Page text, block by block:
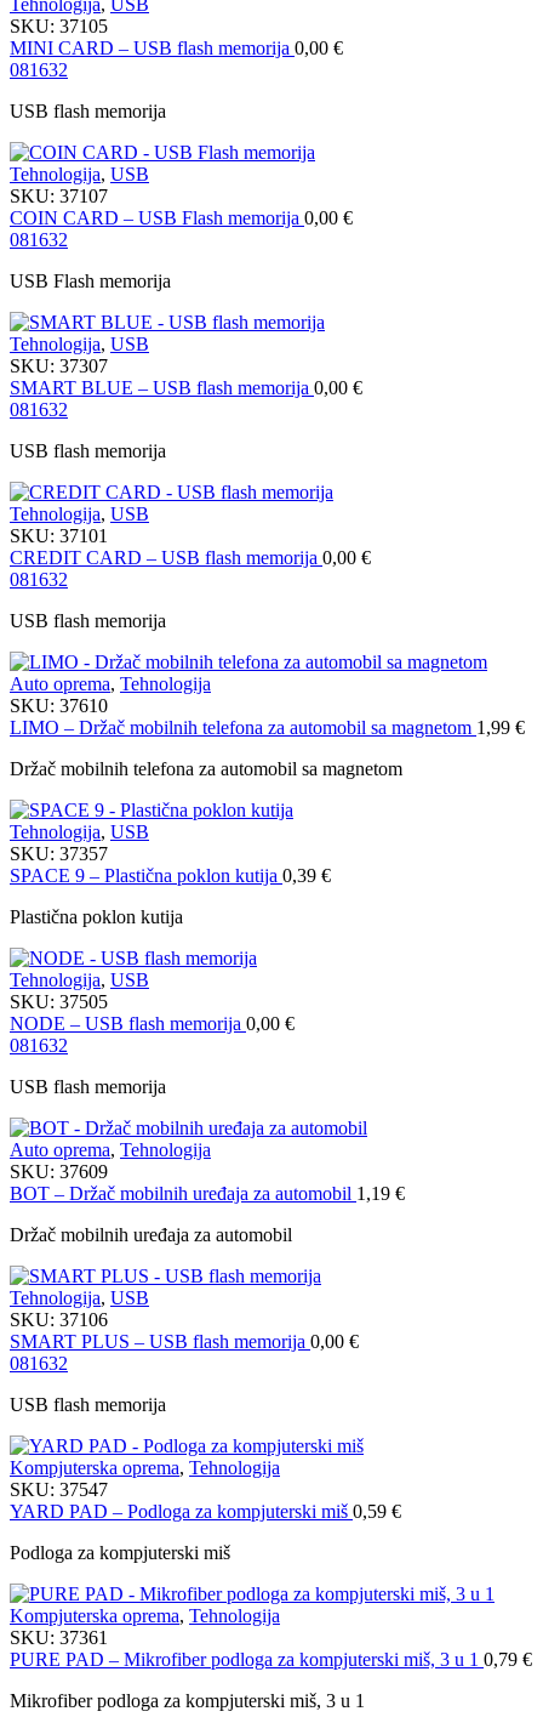
Tehnologija, USB
SKU: 37105
MINI CARD – USB flash memorija 0,00 €
081632
USB flash memorija
Tehnologija, USB
SKU: 37107
COIN CARD – USB Flash memorija 0,00 €
081632
USB Flash memorija
Tehnologija, USB
SKU: 37307
SMART BLUE – USB flash memorija 0,00 €
081632
USB flash memorija
Tehnologija, USB
SKU: 37101
CREDIT CARD – USB flash memorija 0,00 €
081632
USB flash memorija
Auto oprema, Tehnologija
SKU: 37610
LIMO – Držač mobilnih telefona za automobil sa magnetom 1,99 €
Držač mobilnih telefona za automobil sa magnetom
Tehnologija, USB
SKU: 37357
SPACE 9 – Plastična poklon kutija 0,39 €
Plastična poklon kutija
Tehnologija, USB
SKU: 37505
NODE – USB flash memorija 0,00 €
081632
USB flash memorija
Auto oprema, Tehnologija
SKU: 37609
BOT – Držač mobilnih uređaja za automobil 1,19 €
Držač mobilnih uređaja za automobil
Tehnologija, USB
SKU: 37106
SMART PLUS – USB flash memorija 0,00 €
081632
USB flash memorija
Kompjuterska oprema, Tehnologija
SKU: 37547
YARD PAD – Podloga za kompjuterski miš 0,59 €
Podloga za kompjuterski miš
Kompjuterska oprema, Tehnologija
SKU: 37361
PURE PAD – Mikrofiber podloga za kompjuterski miš, 3 u 1 0,79 €
Mikrofiber podloga za kompjuterski miš, 3 u 1